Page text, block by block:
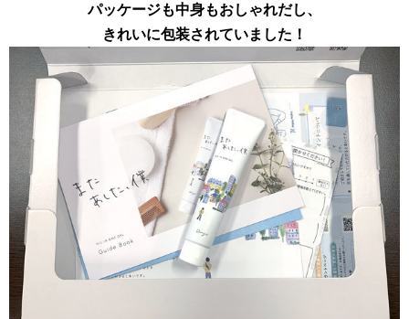
パッケージも中身もおしゃれだし、
きれいに包装されていました！